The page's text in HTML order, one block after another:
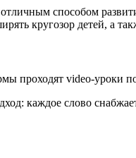
способом
кругозор детей, а
проходят video-уроки
каждое слово